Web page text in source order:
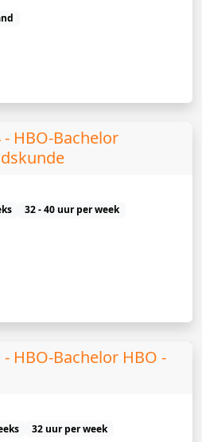
HBO-Bachelor
32 - 40 uur per week
HBO-Bachelor HBO -
32 uur per week